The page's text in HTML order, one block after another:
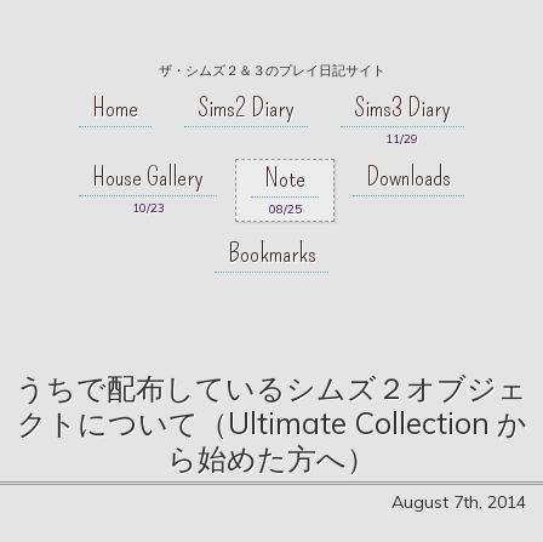
ザ・シムズ２＆３のプレイ日記サイト
Home Sims2 Diary Sims3 Diary
11/29
House Gallery
10/23
Note
08/25
Downloads
Bookmarks
うちで配布しているシムズ２オブジェ
クトについて（Ultimate Collection か
ら始めた方へ）
August 7th, 2014